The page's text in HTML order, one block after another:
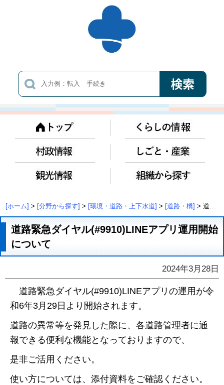
[ホーム] > [分野から探す] > [環境・道路・上下水道] > [道路・橋] > 道路緊急ダイヤル(#9910)LINEアプリ運用開始について
道路緊急ダイヤル(#9910)LINEアプリ運用開始
について
2024年3月28日
道路緊急ダイヤル(#9910)LINEアプリの運用が令
和6年3月29日より開始されます。
道路の異常等を発見した際に、各道路管理者に通
報できる便利な機能となっておりますので、
是非ご活用ください。
使い方については、添付資料をご確認ください。